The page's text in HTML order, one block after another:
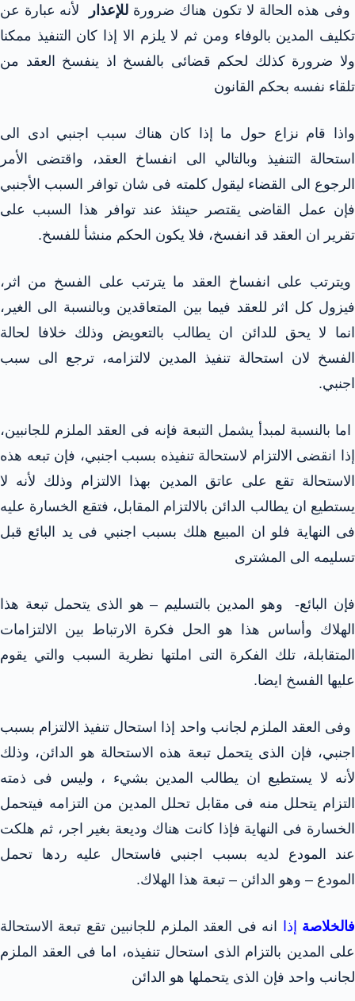
وفى هذه الحالة لا تكون هناك ضرورة للإعذار لأنه عبارة عن
تكليف المدين بالوفاء ومن ثم لا يلزم الا إذا كان التنفيذ ممكنا
ولا ضرورة كذلك لحكم قضائى بالفسخ اذ ينفسخ العقد من
تلقاء نفسه بحكم القانون
واذا قام نزاع حول ما إذا كان هناك سبب اجنبي ادى الى
استحالة التنفيذ وبالتالي الى انفساخ العقد، واقتضى الأمر
الرجوع الى القضاء ليقول كلمته فى شان توافر السبب الأجنبي
فإن عمل القاضى يقتصر حينئذ عند توافر هذا السبب على
تقرير ان العقد قد انفسخ، فلا يكون الحكم منشأ للفسخ.
ويترتب على انفساخ العقد ما يترتب على الفسخ من اثر،
فيزول كل اثر للعقد فيما بين المتعاقدين وبالنسبة الى الغير،
انما لا يحق للدائن ان يطالب بالتعويض وذلك خلافا لحالة
الفسخ لان استحالة تنفيذ المدين لالتزامه، ترجع الى سبب
اجنبي.
اما بالنسبة لمبدأ يشمل التبعة فإنه فى العقد الملزم للجانبين،
إذا انقضى الالتزام لاستحالة تنفيذه بسبب اجنبي، فإن تبعه هذه
الاستحالة تقع على عاتق المدين بهذا الالتزام وذلك لأنه لا
يستطيع ان يطالب الدائن بالالتزام المقابل، فتقع الخسارة عليه
فى النهاية فلو ان المبيع هلك بسبب اجنبي فى يد البائع قبل
تسليمه الى المشترى
فإن البائع- وهو المدين بالتسليم – هو الذى يتحمل تبعة هذا
الهلاك وأساس هذا هو الحل فكرة الارتباط بين الالتزامات
المتقابلة، تلك الفكرة التى املتها نظرية السبب والتي يقوم
عليها الفسخ ايضا.
وفى العقد الملزم لجانب واحد إذا استحال تنفيذ الالتزام بسبب
اجنبي، فإن الذى يتحمل تبعة هذه الاستحالة هو الدائن، وذلك
لأنه لا يستطيع ان يطالب المدين بشيء ، وليس فى ذمته
التزام يتحلل منه فى مقابل تحلل المدين من التزامه فيتحمل
الخسارة فى النهاية فإذا كانت هناك وديعة بغير اجر، ثم هلكت
عند المودع لديه بسبب اجنبي فاستحال عليه ردها تحمل
المودع – وهو الدائن – تبعة هذا الهلاك.
فالخلاصة إذا
انه فى العقد الملزم للجانبين تقع تبعة الاستحالة
على المدين بالتزام الذى استحال تنفيذه، اما فى العقد الملزم
لجانب واحد فإن الذى يتحملها هو الدائن